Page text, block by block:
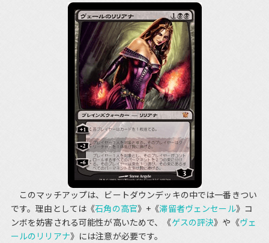
このマッチアップは、ビートダウンデッキの中では一番きつい
です。理由としては《石角の高官》+《滞留者ヴェンセール》コ
ンボを妨害される可能性が高いためで、《ゲスの評決》や《ヴェ
ールのリリアナ》には注意が必要です。